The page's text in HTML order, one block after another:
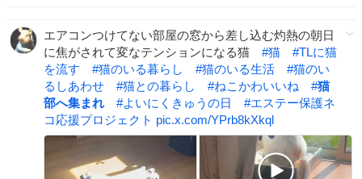
エアコンつけてない部屋の窓から差し込む灼熱の朝日
に焦がされて変なテンションになる猫 #猫 #TLに猫
を流す
#猫のいる暮らし #猫のいる生活 #猫のい
るしあわせ
#猫との暮らし #ねこかわいいね #猫
部へ集まれ
#よいにくきゅうの日 #エステー保護ネ
コ応援プロジェクト pic.x.com/YPrb8kXkql